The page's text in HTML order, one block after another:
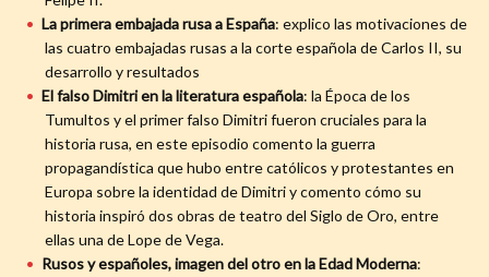
La primera embajada rusa a España: explico las motivaciones de
las cuatro embajadas rusas a la corte española de Carlos II, su
desarrollo y resultados
El falso Dimitri en la literatura española: la Época de los
Tumultos y el primer falso Dimitri fueron cruciales para la
historia rusa, en este episodio comento la guerra
propagandística que hubo entre católicos y protestantes en
Europa sobre la identidad de Dimitri y comento cómo su
historia inspiró dos obras de teatro del Siglo de Oro, entre
ellas una de Lope de Vega.
Rusos y españoles, imagen del otro en la Edad Moderna: